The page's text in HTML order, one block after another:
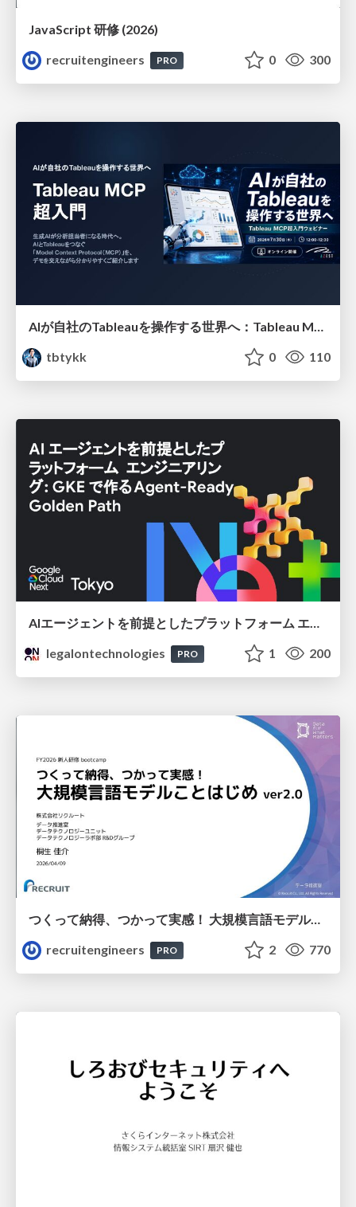
JavaScript 研修 (2026)
recruitengineers
PRO 0 300
tbtykk
0 110
AIエージェントを前提としたプラットフォーム エンジニアリング：GKEで作るAgent-Ready Golden Path
legalontechnologies
PRO 1 200
つくって納得、つかって実感！ 大規模言語モデルことはじめ ver2.0
recruitengineers
PRO 2 770